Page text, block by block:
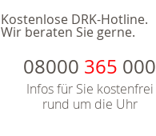
Kostenlose DRK-Hotline.
Wir beraten Sie gerne.
08000 365 000
Infos für Sie kostenfrei
rund um die Uhr